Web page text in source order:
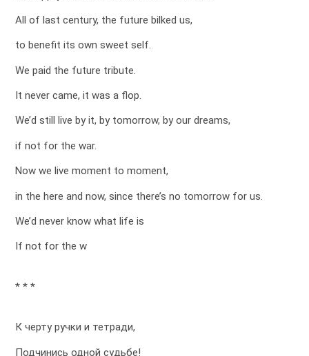
All of last century, the future bilked us,
to benefit its own sweet self.
We paid the future tribute.
It never came, it was a flop.
We’d still live by it, by tomorrow, by our dreams,
if not for the war.
Now we live moment to moment,
in the here and now, since there’s no tomorrow for us.
We’d never know what life is
If not for the w
* * *
К черту ручки и тетради,
Подчинись одной судьбе!